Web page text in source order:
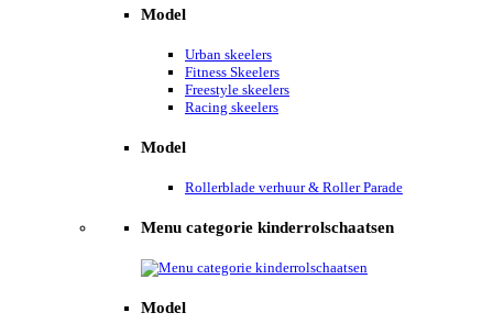
Model
Urban skeelers
Fitness Skeelers
Freestyle skeelers
Racing skeelers
Model
Rollerblade verhuur & Roller Parade
Menu categorie kinderrolschaatsen
Model